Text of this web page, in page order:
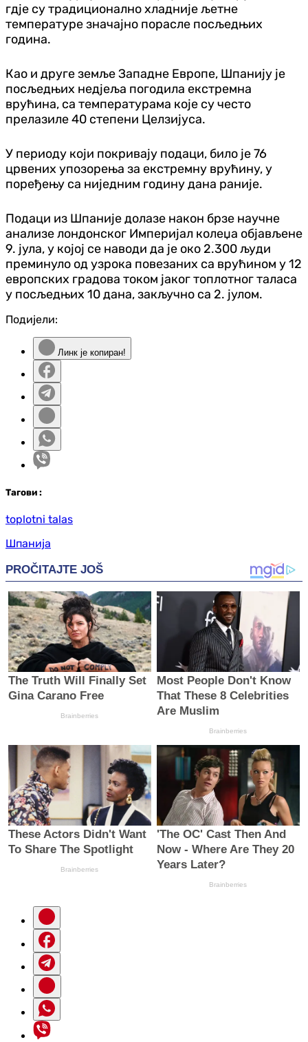
гдје су традиционално хладније љетне
температуре значајно порасле посљедњих
година.
Као и друге земље Западне Европе, Шпанију је
посљедњих недјеља погодила екстремна
врућина, са температурама које су често
прелазиле 40 степени Целзијуса.
У периоду који покривају подаци, било је 76
црвених упозорења за екстремну врућину, у
поређењу са ниједним годину дана раније.
Подаци из Шпаније долазе након брзе научне
анализе лондонског Империјал колеџа објављене
9. јула, у којој се наводи да је око 2.300 људи
преминуло од узрока повезаних са врућином у 12
европских градова током јаког топлотног таласа
у посљедњих 10 дана, закључно са 2. јулом.
Подијели:
Линк је копиран!
Тагови :
toplotni talas
Шпанија